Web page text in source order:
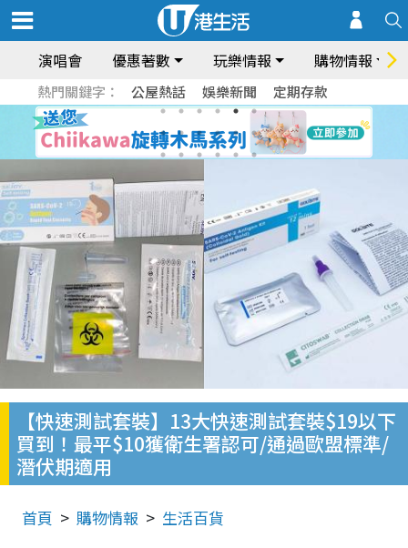
演唱會 優惠著數 玩樂情報 購物情報
熱門關鍵字： 公屋熱話 娛樂新聞 定期存款
【快速測試套裝】13大快速測試套裝$19以下
買到！最平$10獲衛生署認可/通過歐盟標準/
潛伏期適用
首頁 購物情報 生活百貨